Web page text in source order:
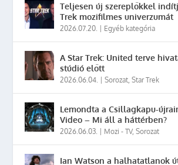
Teljesen új szereplőkkel
Trek mozifilmes univerzumát
2026.07.20. Egyéb kategória
A Star Trek: United terve
stúdió előtt
2026.06.04. |Sorozat ,Star Trek
Lemondta a Csillagkapu-
Video – Mi áll a háttérben?
2026.06.03. Mozi - TV,Sorozat
Ian Watson a halhatatlanok